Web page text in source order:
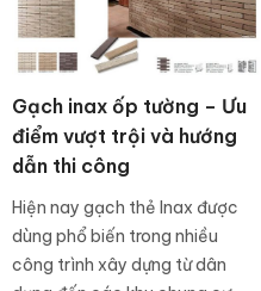
Gạch inax ốp tường – Ưu
điểm vượt trội và hướng
dẫn thi công
Hiện nay gạch thẻ Inax được
dùng phổ biến trong nhiều
công trình xây dựng từ dân